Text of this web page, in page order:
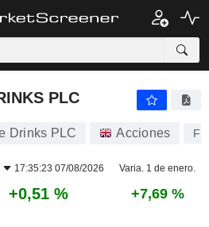
PLC 882,00
PLC
Drinks PLC Acciones
17:35:23 07/08/2026 Varia. 1 de enero.
+0,51 % +7,69 %